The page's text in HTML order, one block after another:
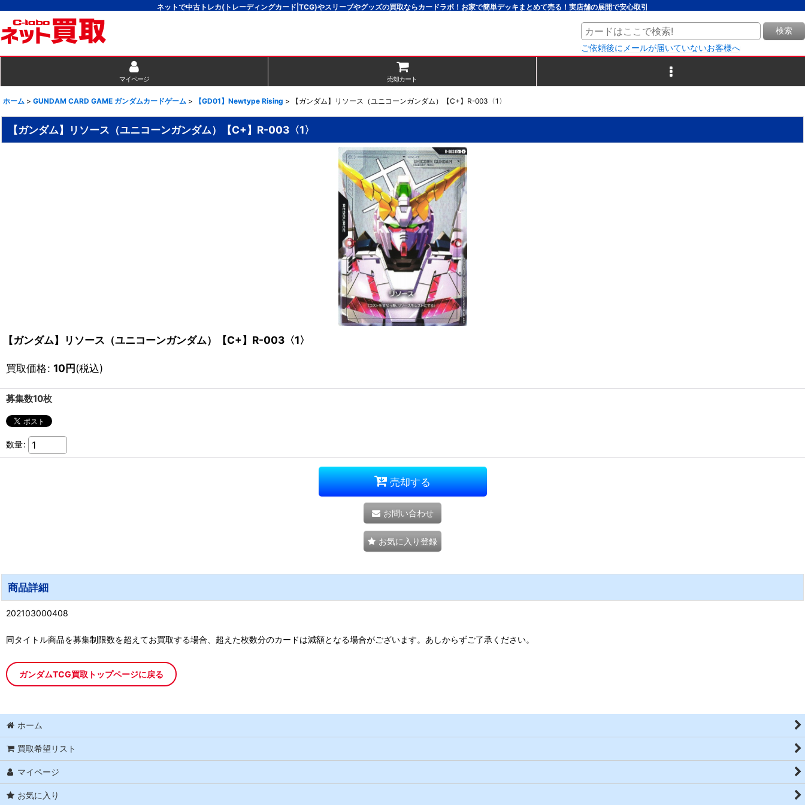
ネットで中古トレカ(トレーディングカード|TCG)やスリーブやグッズの買取ならカードラボ！お家で簡単デッキまとめて売る！実店舗の展開で安心取引
検索
ご依頼後にメールが届いていないお客様へ
マイページ 売却カート
ホーム > GUNDAM CARD GAME ガンダムカードゲーム > 【GD01】Newtype Rising > 【ガンダム】リソース（ユニコーンガンダム）【C+】R-003〈1〉
【ガンダム】リソース（ユニコーンガンダム）【C+】R-003〈1〉
【ガンダム】リソース（ユニコーンガンダム）【C+】R-003〈1〉
買取価格: 10円(税込)
募集数10枚
数量:
売却する
お問い合わせ
お気に入り登録
商品詳細
202103000408
同タイトル商品を募集制限数を超えてお買取する場合、超えた枚数分のカードは減額となる場合がございます。あしからずご了承ください。
ガンダムTCG買取トップページに戻る
ホーム
買取希望リスト
マイページ
お気に入り